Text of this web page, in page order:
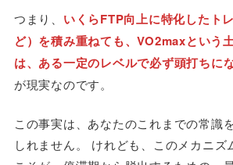
つまり、 いくらFTP向上に特化したト
ど）を積み重ねても、VO2maxという
は、ある一定のレベルで必ず頭打ちに
が現実なのです。
この事実は、あなたのこれまでの常識
しれません。 けれども、このメカニズ